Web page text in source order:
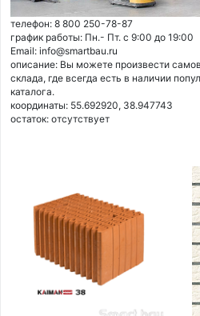
телефон: 8 800 250-78-87
график работы: Пн.- Пт. с 9:00 до 19:00
Email: info@smartbau.ru
описание: Вы можете произвести
склада, где всегда есть в наличии
каталога.
координаты: 55.692920, 38.947743
остаток: отсутствует